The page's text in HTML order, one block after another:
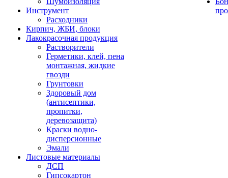
Инструмент
Расходники
Кирпич, ЖБИ, блоки
Лакокрасочная продукция
Растворители
Герметики, клей, пена
монтажная, жидкие
гвозди
Грунтовки
Здоровый дом
(антисептики,
пропитки,
деревозащита)
Краски водно-
дисперсионные
Эмали
Листовые материалы
ДСП
Гипсокартон